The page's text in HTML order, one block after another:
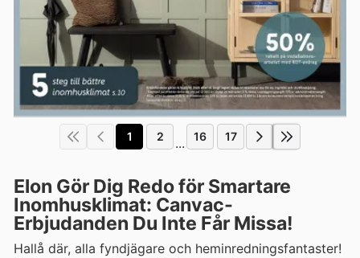
1 2 ... 16 17
Elon Gör Dig Redo för Smartare
Inomhusklimat: Canvac-
Erbjudanden Du Inte Får Missa!
Hallå där, alla fyndjägare och heminredningsfantaster!